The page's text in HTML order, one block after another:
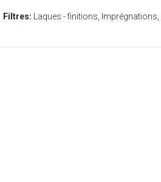
Filtres: Laques - finitions Imprégnations